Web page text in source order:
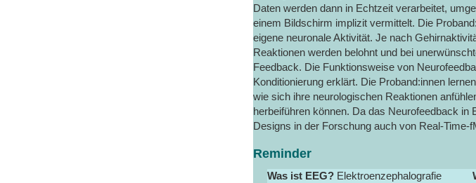
Daten werden dann in Echtzeit verarbeitet,
einem Bildschirm implizit vermittelt. Die
eigene neuronale Aktivität. Je nach
Reaktionen werden belohnt und bei
Feedback. Die Funktionsweise von
Konditionierung erklärt. Die Proband:innen
wie sich ihre neurologischen Reaktionen
herbeiführen können. Da das Neurofeedback
Designs in der Forschung auch von Real-
Reminder
Was ist EEG?Elektroenzephalografie